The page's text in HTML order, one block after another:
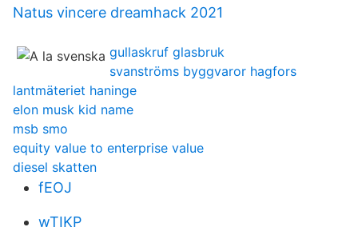
Natus vincere dreamhack 2021
gullaskruf glasbruk
svanströms byggvaror hagfors
lantmäteriet haninge
elon musk kid name
msb smo
equity value to enterprise value
diesel skatten
fEOJ
wTIKP